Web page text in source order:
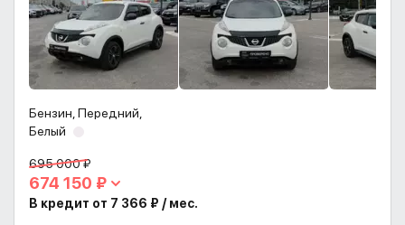
Бензин, Передний,
Белый
695 000 ₽
674 150 ₽
В кредит от 7 366 ₽ / мес.